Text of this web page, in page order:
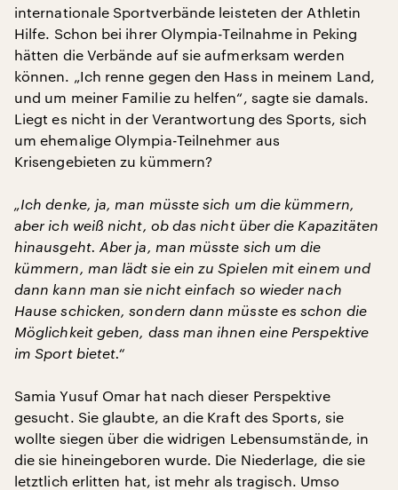
internationale Sportverbände leisteten der Athletin
Hilfe. Schon bei ihrer Olympia-Teilnahme in Peking
hätten die Verbände auf sie aufmerksam werden
können. „Ich renne gegen den Hass in meinem Land,
und um meiner Familie zu helfen“, sagte sie damals.
Liegt es nicht in der Verantwortung des Sports, sich
um ehemalige Olympia-Teilnehmer aus
Krisengebieten zu kümmern?
„Ich denke, ja, man müsste sich um die kümmern,
aber ich weiß nicht, ob das nicht über die Kapazitäten
hinausgeht. Aber ja, man müsste sich um die
kümmern, man lädt sie ein zu Spielen mit einem und
dann kann man sie nicht einfach so wieder nach
Hause schicken, sondern dann müsste es schon die
Möglichkeit geben, dass man ihnen eine Perspektive
im Sport bietet.“
Samia Yusuf Omar hat nach dieser Perspektive
gesucht. Sie glaubte, an die Kraft des Sports, sie
wollte siegen über die widrigen Lebensumstände, in
die sie hineingeboren wurde. Die Niederlage, die sie
letztlich erlitten hat, ist mehr als tragisch. Umso